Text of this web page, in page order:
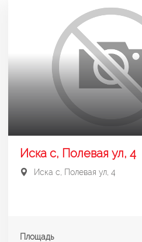
Иска с, Полевая ул, 4
Иска с, Полевая ул, 4
Площадь